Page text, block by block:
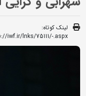
لینک کوتاه:
iwf.ir/lnks/75111/-.aspx